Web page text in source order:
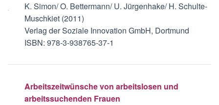
K. Simon/ O. Bettermann/ U. Jürgenhake/ H. Schulte-
Muschkiet (2011)
Verlag der Soziale Innovation GmbH, Dortmund
ISBN: 978-3-938765-37-1
Arbeitszeitwünsche von arbeitslosen und
arbeitssuchenden Frauen